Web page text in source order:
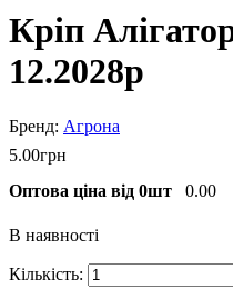
Кріп
12.2028р
Агрона
5.00грн
Оптова ціна від 0шт
0.00
В наявності